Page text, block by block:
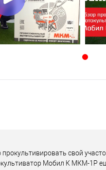
свой
Мобил К МКМ-1Р